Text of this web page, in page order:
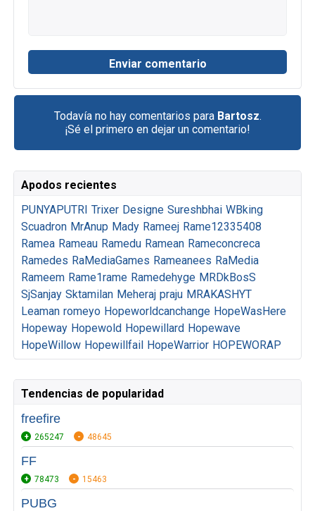
Todavía no hay comentarios para Bartosz.
¡Sé el primero en dejar un comentario!
Apodos recientes
PUNYAPUTRI Trixer Designe Sureshbhai WBking
Scuadron MrAnup Mady Rameej Rame12335408
Ramea Rameau Ramedu Ramean Rameconcreca
Ramedes RaMediaGames Rameanees RaMedia
Rameem Rame1rame Ramedehyge MRDkBosS
SjSanjay Sktamilan Meheraj praju MRAKASHYT
Leaman romeyo Hopeworldcanchange HopeWasHere
Hopeway Hopewold Hopewillard Hopewave
HopeWillow Hopewillfail HopeWarrior HOPEWORAP
Tendencias de popularidad
freefire
265247 48645
FF
78473 15463
PUBG